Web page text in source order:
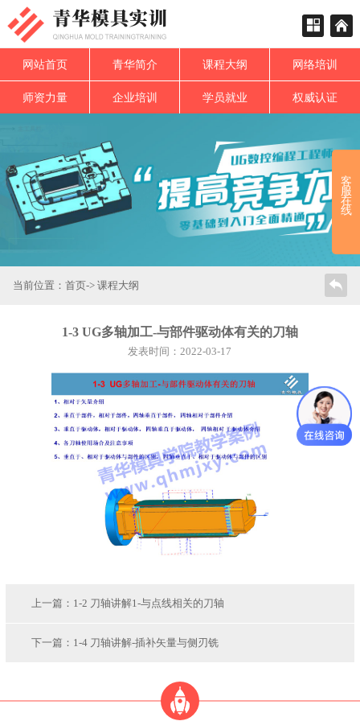
网站首页 青华简介 课程大纲 网络培训
师资力量 企业培训 学员就业 权威认证
当前位置： 首页-> 课程大纲
1-3 UG多轴加工-与部件驱动体有关的刀轴
发表时间：2022-03-17
上一篇： 1-2 刀轴讲解1-与点线相关的刀轴
下一篇： 1-4 刀轴讲解-插补矢量与侧刃铣
客
服
在
线